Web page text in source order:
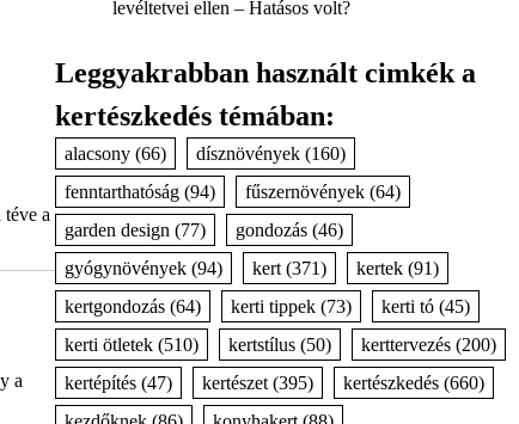
a
a
levéltetvei ellen – Hatásos volt?
Leggyakrabban használt cimkék a
kertészkedés témában:
alacsony(66) dísznövények(160)
fenntarthatóság(94) fűszernövények(64)
garden design (77) gondozás(46)
gyógynövények(94) kert(371) kertek(91)
kertgondozás(64) kerti tippek(73) kerti tó(45)
kerti ötletek(510) kertstílus(50) kerttervezés(200)
kertépítés(47) kertészet(395) kertészkedés(660)